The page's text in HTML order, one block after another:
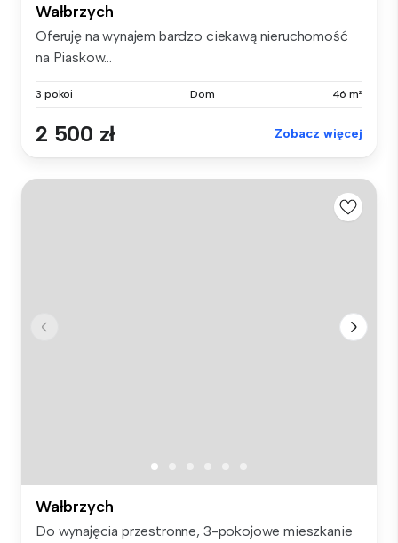
Wałbrzych
Oferuję na wynajem bardzo ciekawą nieruchomość
na Piaskow...
3 pokoi Dom 46 m²
2 500 zł Zobacz więcej
Wałbrzych
Do wynajęcia przestronne, 3-pokojowe mieszkanie